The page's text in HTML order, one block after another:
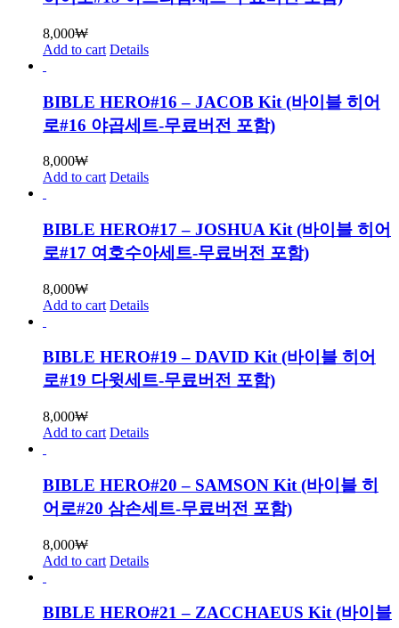
8,000₩
Add to cart Details
BIBLE HERO#16 – JACOB Kit (바이블 히어
로#16 야곱세트-무료버전 포함)
8,000₩
Add to cart Details
BIBLE HERO#17 – JOSHUA Kit (바이블 히어
로#17 여호수아세트-무료버전 포함)
8,000₩
Add to cart Details
BIBLE HERO#19 – DAVID Kit (바이블 히어
로#19 다윗세트-무료버전 포함)
8,000₩
Add to cart Details
BIBLE HERO#20 – SAMSON Kit (바이블 히
어로#20 삼손세트-무료버전 포함)
8,000₩
Add to cart Details
BIBLE HERO#21 – ZACCHAEUS Kit (바이블